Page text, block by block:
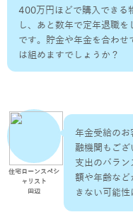
400万円ほどで購入できる
し、あと数年で定年退職
です。貯金や年金を合わ
は組めますでしょうか？
住宅ローンスペシ
ャリスト
田辺
年金受給の
融機関もご
支出のバラ
額や年齢な
きない可能性